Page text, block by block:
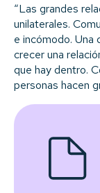
“Las grandes
unilaterales.
e incómodo. Una
crecer una
que hay dentro.
personas hacen